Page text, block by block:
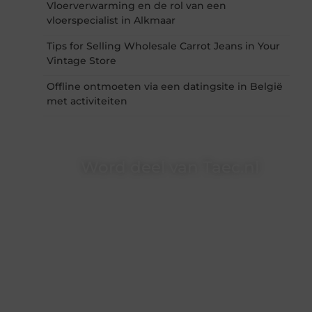
Vloerverwarming en de rol van een
vloerspecialist in Alkmaar
Tips for Selling Wholesale Carrot Jeans in Your
Vintage Store
Offline ontmoeten via een datingsite in België
met activiteiten